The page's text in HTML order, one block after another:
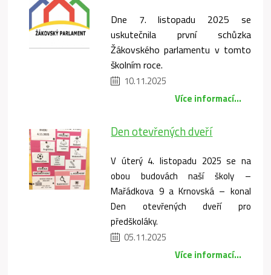
Dne 7. listopadu 2025 se
uskutečnila první schůzka
Žákovského parlamentu v tomto
školním roce.
10.11.2025
Více informací...
Den otevřených dveří
V úterý 4. listopadu 2025 se na
obou budovách naší školy –
Mařádkova 9 a Krnovská – konal
Den otevřených dveří pro
předškoláky.
05.11.2025
Více informací...